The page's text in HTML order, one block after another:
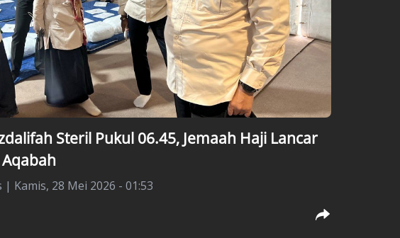
Steril Pukul 06.45, Jemaah Haji Lancar
| Kamis, 28 Mei 2026 - 01:53